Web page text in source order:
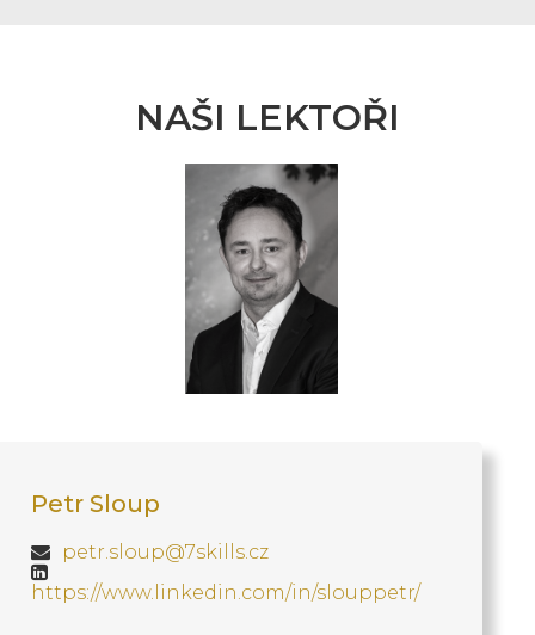
NAŠI LEKTOŘI
Petr Sloup
petr.sloup@7skills.cz
https://www.linkedin.com/in/slouppetr/